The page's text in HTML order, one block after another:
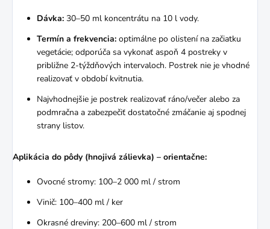
Dávka: 30–50 ml koncentrátu na 10 l vody.
Termín a frekvencia: optimálne po olistení na začiatku
vegetácie; odporúča sa vykonať aspoň 4 postreky v
približne 2-týždňových intervaloch. Postrek nie je vhodné
realizovať v období kvitnutia.
Najvhodnejšie je postrek realizovať ráno/večer alebo za
podmračna a zabezpečiť dostatočné zmáčanie aj spodnej
strany listov.
Aplikácia do pôdy (hnojivá zálievka) – orientačne:
Ovocné stromy: 100–2 000 ml / strom
Vinič: 100–400 ml / ker
Okrasné dreviny: 200–600 ml / strom